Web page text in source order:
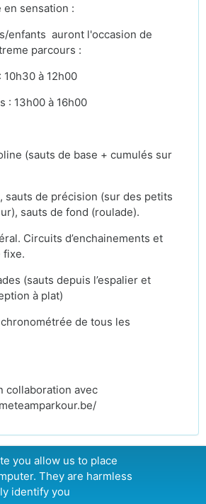
en sensation :
enfants auront l'occasion de
parcours :
10h30 à 12h00
: 13h00 à 16h00
(sauts de base + cumulés sur
sauts de précision (sur des petits
sauts de fond (roulade).
Circuits d’enchainements et
fixe.
(sauts depuis l’espalier et
à plat)
de tous les
collaboration avec
CONTINUER
you allow us to place
They are harmless
identify you